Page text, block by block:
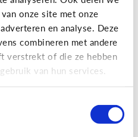
onze site met onze
en analyse. Deze
combineren met andere
verstrekt of die ze hebben
van hun services.
of blind.